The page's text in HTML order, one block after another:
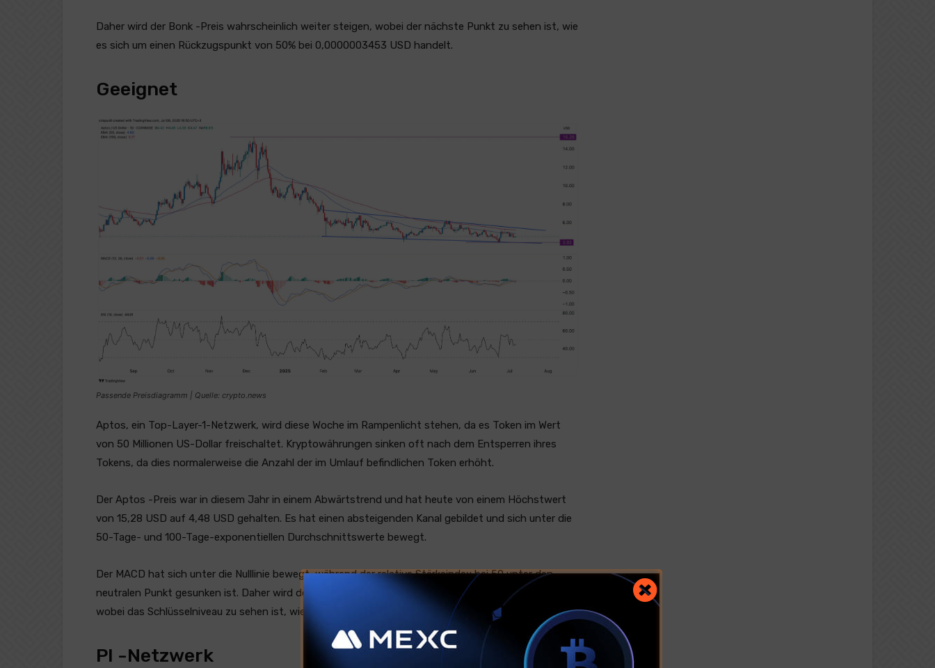
Daher wird der Bonk -Preis wahrscheinlich weiter steigen, wobei der nächste Punkt zu sehen ist, wie
es sich um einen Rückzugspunkt von 50% bei 0,0000003453 USD handelt.
Geeignet
Passende Preisdiagramm | Quelle: crypto.news
Aptos, ein Top-Layer-1-Netzwerk, wird diese Woche im Rampenlicht stehen, da es Token im Wert
von 50 Millionen US-Dollar freischaltet. Kryptowährungen sinken oft nach dem Entsperren ihres
Tokens, da dies normalerweise die Anzahl der im Umlauf befindlichen Token erhöht.
Der Aptos -Preis war in diesem Jahr in einem Abwärtstrend und hat heute von einem Höchstwert
von 15,28 USD auf 4,48 USD gehalten. Es hat einen absteigenden Kanal gebildet und sich unter die
50-Tage- und 100-Tage-exponentiellen Durchschnittswerte bewegt.
Der MACD hat sich unter die Nulllinie bewegt, während der relative Stärkeindex bei 50 unter den
neutralen Punkt gesunken ist. Daher wird der Aptos-Preis diese Woche wahrscheinlich weiter sinken,
wobei das Schlüsselniveau zu sehen ist, wie das Jahr bis heute 3,82 USD ist.
PI -Netzwerk